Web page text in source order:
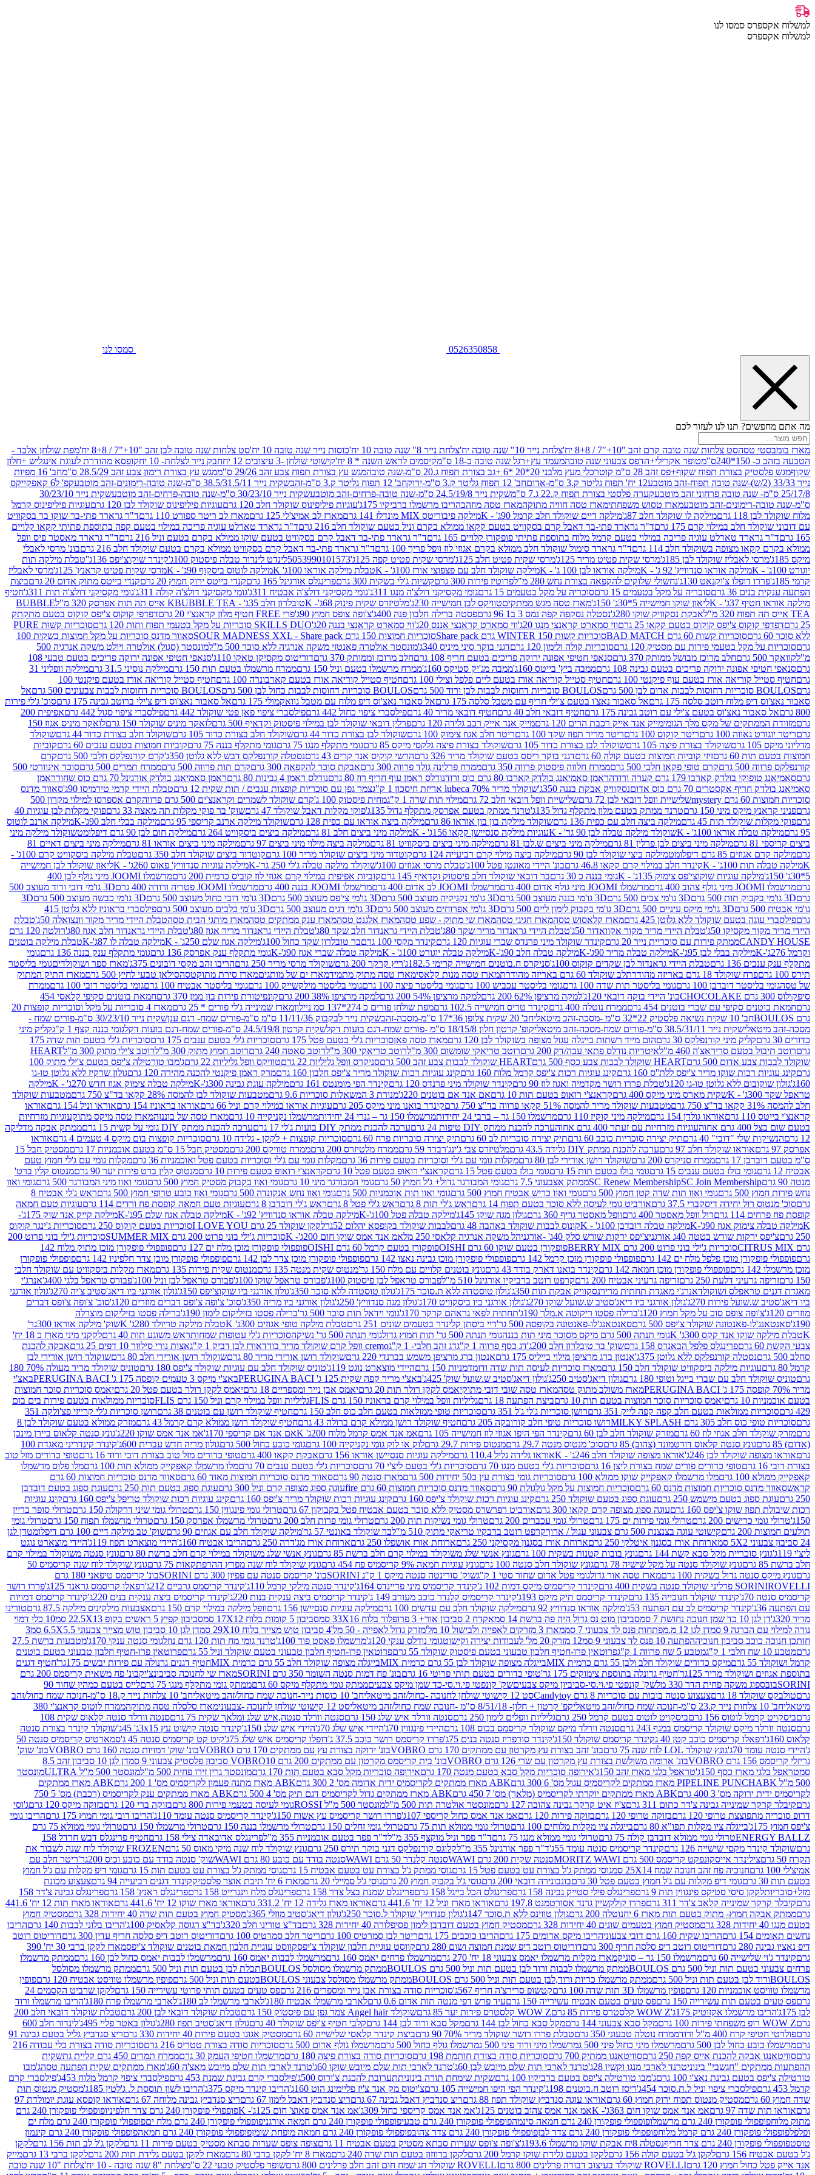
למשלוח אקספרס סמסו לנו
למשלוח אקספרס
0526350858 סמסו לנו
מה אתם מחפשים? תנו לנו לעזור לכם
מארז בומבסטי טסהסט צלחות שנה טובה קרם זהב "10+"7 / 8+8 יח' צלחת נייר 10" שנה טובה יח' צלחת נייר 8" שנה טובה 10 יח' כוסות נייר שנה טובה 10 יח' סט צלחות שנה טובה לבן זהב "10+"7 / 8+8 יח'
מפת שולחן אלבד -
הטבעה בזהב כ- 150*240ס"מ
טופר אקרילי+הדפס צבעוני שנה טובהמעמד עץ+רגל שנה טובה כ-18 ס"מ קיסמים לראש השנה * 8 יח' קישוטי שולחן -3 עיצובים 12 יח חבק נייר לצלחת- 10 יח
קופסא מהודרת לעוגת אינגליש +חלון
שקוףמגש פלסטיק בצורת תפוח שקוף+פס זהב 28 ס"מ קוטר כלי מעץ מלבני 20*20 *6 +גב בצורת תפוח ג.20 ס"מ-שנה טובה מגש עץ בצורת תפוח צבע זהב 29/26 ס"מ מגש עץ בצורת רימון צבע זהב 28.5/29 ס"מ
חב' 16 מפיות
נייר 33/33 (2/ש)-שנה טובה תפוח-זהב מוטבע
12 יח' תפוח גליטר ק.3 ס"מ-אדום חב' 12 תפוח גליטר ק.3 ס"מ-ירוק חב' 12 תפוח גליטר ק.3 ס"מ-זהב שקית נייר 38.5/31.5/11 ס"מ-שנה טובה-רימונים-זהב מוטבע
קפ' ל6 קאפקייקס
25/17/8 ס"מ- שנה טובה פרחוני זהב מוטבע
קערה פלסטי בצורת תפוח ק.22 ג.7 ס"מ שקית נייר 24.5/19/8 ס"מ-שנה טובה-פרחים-זהב מוטבע שקית נייר 30/23/10 ס"מ-שנה טובה-פרחים-זהב מוטבע
שקית נייר 30/23/10
ס"מ-שנה טובה-רימונים-זהב מוטבעמארז טסוש משפחתימארז טסה חוויה מתוקהמארז טסה מוזהבהריבו מרשמלו ברביקיו 175ג' עוגיות פיליפינוס שוקולד חלב 120 גרם עוגיות פיליפינוס שוקולד לבן 120 גרם
עוגיות פיליפינוס קרמל
מלוח שוקולד לבן 118 גרם
מילקה לו שוקולד חלב 87ג' מילקה דיים שוקולד חלב קרמל 90ג' - K מילקה פיבוריטס MIX מונדלז 141 גרם מארז לב אמיצ'לי 125 גרם מארז לב ריטר ספורט 110 גרם
ד"ר גרארד פתי-בר שוקו בר בסקוויט
עם דובוני שוקולד חלב במילוי קרם 175 גרם
ד"ר גרארד פתי-בר דאבל קרם בסקוויט בטעם קקאו ממולא בקרם וניל בטעם שוקולד חלב 216 גרם
ד"ר גרארד טארלט עוגיה פריכה במילוי בטעם קפה בתוספת פתיתי קקאו קלויים
165 גרם
ד"ר גרארד טארלט עוגיה פריכה במילוי בטעם קרמל מלוח בתוספת פתיתי פופקורן קלויים 165 גרם ד"ר גרארד פתי-בר דאבל קרם בסקוויט בטעם שוקו ממולא בקרם בטעם וניל 216 גרם
ד"ר גרארד מאסטר פיס וופל
ממולא בקרם קקאו מצופה בשוקולד חלב 114 גרם
ד"ר גרארד סימול שוקולד חלב ממולא בקרם אגוזי לוז וופל פריך 100 גרם ד"ר גרארד פתי-בר דאבל קרם בסקוויט ממולא בקרם בטעם שוקולד חלב 216 גרם
בונ' מרסי לאבלי
מיקס 185ג'
מרסי לאבליז שוקולד לבן 185ג' מרסי שקית פטיט מריר 125ג' מרסי שקית פטיט חלב 125ג' מרסי שקית פטיט קפה 125ג' 5053990101573לינדט לינדור טבלה פיסטוק 100ג' קינדר שוקוצ'יפס 136ג'
'טבלת מילקה תות
יוגורט 100ג' - K
מילקה אוראו סנדוויץ' 92 ג' - K מילקה אוראו לבן 100 ג' - K מילקה שוקולד חלב עם פצפוצי אורז 100ג' - K טבלת מילקה אוראו 100ג' K מילקה לוטוס ביסקוף 90ג' - K מרסי שקית פטיט קראנץ' 125ג'
מרסי לאבליז
קרמי 185ג'
פררו דופלו צ'וקנאט 130ג' נחשולי שלוקים להקפאה בצורת נחש 280 מ"ל פרוטיז פירות 300 גרם קשיות ג'לי בשקית 300 גרם פרינגלס אורגינל 165 גרם קנדי בייטס ירוק חמוץ 20 גרם קנדי בייטס מתוק אדום 20 גרם
ביצת
הפתעה ענקית בנים 36 גרם
סוכריה על מקל בטעמים 15 גרם סוכריה על מקל בטעמים 15 גרם גומי מקסיקני דולצ'ה מנגו 311ג' גומי מקסיקני דולצ'ה אבטיח 311ג' גומי מקסיקני דולצ'ה קולה 311ג' גומי מקסיקני דולצ'ה תות 311ג'
חטיף
מילקה אוראו חטיף 37ג' - K
ליאון שוקו חמישייה 5*30ג' 150ג' מארז טסה מגש ממתקיםטוויקס לבן חמישייה 230ג' מלטיזרס שקית פינוק 68ג'- K טובלרון חלב 35ג' - K BUBBLE TEA אייס תה תות אפרסק 320 מ"ל
BUBBLE
TEA אייס תה תפוח 320 מ"ל
אבקת נסקוויק שוקו 280ג' נסטלה נסקפה קפה נמס 3 ב1 96 גרם פסטה ברילה חלבון פנה 400ג' צ'ופה צופס חמוץ 90ג' פרי FREE חטיף מלון קראנצ'י 20 גרם
דפדפי קוקוס צ'יפס קוקוס בטעם מתקתק
25 גרם
דפדפי קוקוס צ'יפס קוקוס בטעם קקאו 25 גרם ווי סמארט קראנצי מנגו 20ג' ווי סמארט קראנצי אננס 20ג' ווי סמארט קראנצי בננה 20ג' SKILLS DUO סוכריות על מקל בטעמי תפוח ותות 120 גרם
סוכריות קשות PURE
ללא סוכר 60 גרם
סוכריות קשות 60 גרם BAD MATCH סוכריות קשות WINTER 150 גרם Share pack סוכריות חמוצות 150 גרם SOUR MADNESS XXL - Share pack
סאוור מדנס סוכריות על מקל חמוצות בשקית 100
גרםסוכריות על מקל בטעמי פירות עם מסטיק 120 גרם סוכריות קולה ולימון 120 גרם דגני בוקר סיני מיניס 340ג' מונסטר אולטרה פאנטזי משקה אנרגיה ללא סוכר 500 מ"ל
מונסטר (סגול) אולטרה ויולט משקה אנרגיה 500
מ"לקוואקר 500 גרם חלב מרוכז מבושל ממותק 370 גרם סנאפי חטיפי אפונה ירוקה פריכים בטעם חריף 108 גרם חלב מרוכז וממותק 370 גרם דוריטוס מקסיקן טאקו 110ג'
סנאפי חטיפי אפונה ירוקה פריכים בטעם טבעי 108
גרםסנאפי חטיפי אפונה ירוקה פריכים בטעם גבינה 108 גרם ממבה ביץ' בייטס 160ג' ממבה מג'יק סטיקס 160ג' ממרח מרשמלו בטעם וניל 150 גרם ממרח מרשמלו בטעם תות 150 גרם מילקה נוסיני 31.5 גרם
מילקה וופליני 31
גרםחטיף סטייל קוריאה אורז בטעם עוף פיקנטי 100 גרם חטיף סטייל קוריאה אורז בטעם ליים פלפל וצילי 100 גרם חטיף סטייל קוריאה אורז בטעם קארבונרה 100 גרם
חטיף סטייל קוריאה אורז בטעם פיקנטי 100
גרםBOULOS סוכריות דחוסות לבבות אדום לבן 500 גרם BOULOS סוכריות דחוסות לבבות לבן ורוד 500 גרם BOULOS סוכריות דחוסות לבבות כחול לבן 500 גרם BOULOS סוכריות דחוסות לבבות צבעונים 500 גרם
אל
סאבור נאצ'וס דיפ מלוח רוטב סלסה 175 גרם
אל סאבור נאצ'ו בטעם צ'ילי חריף עם מטבל סלסה 175 גרם אל סאבור נאצ'וס דיפ מלוח עם מטבל גוואקמולי 175 גרם אל סאבור נאצ'וס דיפ צ'ילי ברוטב גבינה 175 גרם
סוכ' ג'לי פירות
800 גרם
אל סאבור נאצ'וס בטעם צ'ילי עם רוטב גבינה 175 גרם חטיף דובאי חלב 40 גרם חטיף דובאי מריר 40 גרם פילסברי ציפוי כחול 442 גרם פילסברי ציפוי פאן פטי שוקולד 442 גרם פילסברי ציפוי סגול 442 גרם
אפיפית 200
גרםמזוודת הממתקים של מקס מלך הגומימייק אנד אייק רכבת הרים 120 גרם מייק אנד אייק רכב גלידה 120 גרם פרלין דובאי שוקולד לבן במילוי פיסטוק וקדאיף 500 גרם לואקר מיניס שוקולד 150 גרם
לואקר מיניס אגוז 150
גרםריטר יוגורט גאווה 100 גרם ריטר קוקוס 100 גרם ריטר מריר תפוז שקד 100 גרם ריטר חלב אגוז צימוק 100 גרם שוקולד לבן בצורת כדור 44 גרם שוקולד חלב בצורת כדור 105 גרם שוקולד חלב בצורת כדור 44 גרם
שוקולד
מדליוני מיקס 105 גרם
שוקולד בצורת פיצה 105 גרם שוקולד לבן בצורת כדור 105 גרם שוקולד בצורת פיצה גלקסי מיקס 85 גרם גומי מתקלף מנגו 75 גרם גומי מתקלף בננה 75 גרם קוביות חמוצות בטעם ענבים 60 גרם
קוביות
חמוצות בטעם תות 60 גרם
זיזי קוביות חמוצות בטעם קולה 60 גרם דגני בוקר ריסס בטעם שוקולד מריר 326 גרם הרשי קוקיס אנד קרים 43 גרם נסטלה קורנפלקס דבש ללא גלוטן 350ג' קרם קורנפלקס חלבי 500 גרם
קרם
קורנפלקס פרווה 500 גרם
קרם טופי פקאן חלבי 500 גרם ממרח חלווה פיסטוק פרווה 350 גרם ממרח פרלינה גולד פרווה 300 גרם אבקת סוכר להקפאה 300 גרם קרם תות פרווה 500 גרם ממרח תמרים 500 גרם
סוכר אינוורטי 500
גרםסאמיאנג טופוקי בולדק קארבו 179 גרם קערה ורודה ראמן סאמיאנג בולדק קארבו 80 גרם כוס ורוד נודלס ראמן עוף חריף רוז 80 גרם נודלס ראמן 4 גבינות 80 גרם ראמן סאמיאנג בולדק אורגינל 70 גרם כוס שחור
ראמן
סאמיאנג בולדק חריף אקסטרים 70 גרם כוס אדום
נסקוויק אבקת בננה 350ג' שוקולד מריר 70% lubeca אריזת חיסכון 1 ק"ג צמר גפן עם סוכריות קופצות ענבים / תות שקית 12 גרם טבלת היידי קרמי טירמיסו 90ג'
סאוור מדנס
סוכריות חמוצות 60 גרם mystery
שלישיית וופל דובאי לבן 72 גרם שלישיית וופל דובאי חלב 72 גרם מילוי תות שדה 1 ק"ג מחית פיסטוק 100 ג' קרם שוקולד לשמרים וקראנצ'ים 500 גרם פרווה
קרם אספרסו למילוי מקרון 500
גרםפניני קראנץ מיקס מיני 150 גרם טרנד ממתק בטעם מלון מתקלף גדול 135ג' טרנד ממתק בטעם אפרסק מתקלף גדול 135ג' פוקי מקלות דאבל שוקולד 47 גרם שוק' בר פוקי מקלות תה מאצה 33 גרם
פוקי מקלות לבן עוגיות 40
גרםפוקי מקלות שוקולד תות 45 גרם מילקה ביצה חלב עם כפית 136 גרם שוקולד מילקה בון בון אוראו 86 גרם מילקה ביצה אוראו עם כפית 128 גרם שוקולד מילקה ארנב קריספי 95 גרם מילקה בבלי חלב 90ג'-K
מילקה ארנב לוטוס
95 גרם
מילקה טבלה אוראו 100ג' - K שוקולד מילקה טבלה לבן 90 גר' - K עוגיות מילקה סנסיישן קקאו 156ג' - K מילקה מיני ביצים חלב 81 גרם מילקה ביצים ביסקוויט 264 גרם מילקה חום לבן 90 גרם דיפלומט
שוקולד מילקה מיני
ביצים קריספי 81 גרם
מילקה מיני ביצים לבן פרלין 81 גרם מילקה מיני ביצים ש.לבן 81 גרם מילקה מיני ביצים ביסקוויט 81 גרם מילקה ביצה מילוי מיני ביצים 97 גרם מילקה מיני ביצים אוראו 81 גרם
מילקה מיני ביצים דאיים 81
גרםמילקה קרם אגוזים 85 גרם דיפלומט מילקה ביצי שוקולד לבן 90 גרם מילקה ביצה מילוי קרם רביעייה 124 גרם קוטדור מיני ביצים שוקולד מריר 100 גרם קוטדור ביצים שוקולד חלב 350 גרם
טבלת מילקה ביסקוויט קרם 100ג' -
Kמילקה טבלה תות 100ג' - K קינדר חלב במילוי קרם קקאו 46.8 גרם בונ' היידי מאונטן פטל 100ג' טבלת מרסי אגוזים 100ג' שוקולד מילקה טבלה ג'לי 250 גר'-K מילקה עוגיות סנדוויץ' פאוס 260ג' - K
ליאון שוקולד לבן חמישייה
5*30ג' 150ג'
מילקה עוגיות שוקוצי'פס צימוק 135ג' - K גומי בננה כ 30 גרם בר דובאי שוקולד חלב פיסטוק וקדאיף 145 גרם קוביות אפיפית במילוי קרם אגוזי לוז קוביס כרמית 200 גרם
מרשמלו JOOMI מיני גולף לבן 400
גרםמרשמלו JOOMI מיני גולף צהוב 400 גרם מרשמלו JOOMI מיני גולף אדום 400 גרם מרשמלו JOOMI לב אדום 400 גרם מרשמלו JOOMI בננה 400 גרם מרשמלו JOOMI פטריה ורודה 400 גרם
3D גו'מי דובי ורוד מעוצב 500
גרם3D גו'מי בקבוק תות 500 גרם 3D גו'מי צבים 500 גרם 3D גו'מי בננה מעוצב 500 גרם 3D גו'מי נקניקיה מעוצב 500 גרם 3D גו'מי צי'פס מעוצב 500 גרם 3D גו'מי דובי כחול מעוצב 500 גרם 3D גו'מי כבשה מעוצב 500 גרם
3D
גו'מי אבטיח 500 גרם
3D גו'מי מיקס עיניים 500 גרם 3D גו'מי בקבוק לימון ליים 500 גרם 3D גו'מי אפרוחים מעוצב 500 גרם 3D גו'מי דגים מעוצב 500 גרם 3D גו'מי כלבים מעוצב 500 גרם
פילסברי בראוניז ללא גלוטן 415
גרםפילסברי עוגה בטעם שוקולד ללא גלוטן 425 גרם מארז קלאסוש טסהמארז חגיגי טסהמארז שי מתוק - שפע טסהמארז אלגנט טסהמארז ענק ממתקים טסהמארז מותגי הבית טסהטבלת היידי מריר מקור וונצואלה 50ג'
טבלת
היידי מריר מקור מקסיקו 50ג'
טבלת היידי מריר מקור אקוואדור 50ג' טבלת היידי גראנדור מריר שקד 80ג' טבלת היידי גראנדור חלב שקד 80ג' טבלת היידי גראנדור מריר אגוז 80ג' טבלת היידי גראנדור חלב אגוז 80ג'
רולטה 120 גרם
CANDY HOUSEממתק פירות עם סוכריית נייר 20 גרם קינדר שוקולד מיני פרנדס שברי עוגיות 120 גרם קינדר מקסי 100 גרם בר טובלרון שקד כחול 100ג' מילקה אגוז שלם 250ג' - K מילקה טבלה לו 87ג'-K
טבלת מילקה בוטנים
וקרמל 276ג'-K
מילקה בבלי לבן 95ג'-K מילקה טבלה מריר 90ג'-K מילקה טבלה חלב 90ג'-K מילקה טבלה יוגורט 100ג' - K מילקה טבלה שברי אגוז 90ג'-K גומי מתקלף ענק אפרסק 136 גרם גומי מתקלף ענק בננה 136 גרם
גומי
מתקלף ענק ענבים 136 גרם
טבלת היידי גראנדור לבן שקדים קוקוס 100ג' סניקרס ח.בוטנים חמישייה קרימי 182.5ג' ריץ קרקר 200 גרם שוקולד מרסי מריר 250 גרם הריבו זהב מקסי דובונים 375ג' מארז ספר ושוקולדיםגומי בליסטר
תירס 100 גרם
פרח שוקולד 18 גרם באריזה מהודרת לב שוקולד 60 גרם באריזה מהודרת מארז טסה מנות קלאסימארז טסה מתוק מתמידמארז ים של מותגיםמארז סירת מתוקטסהסילאן טבעי לחיץ 500 גרם
מארז התיק המתוק
של טסהגומי בליסטר דובדבן 100 גרם גומי בליסטר תות שדה 100 גרם גומי בליסטר עכביש 100 גרם גומי בליסטר פיצה 100 גרם גומי בליסטר מילקשייק 100 גרם גומי בליסטר אבטיח 100 גרם גומי בליסטר דובי 100 גרם
ממרח
סיפקולוס 300 גרם CHOCOLAKE
בונ' היידי בוקה דובאי 120ג' למקה מרציפן 62% 200 גרם למקה מרציפן 54% 200 גרם למקה מרציפן 38% 200 גרם קונפיטורת פירות בון ממן 370 גרם
חמאת בוטנים סקיפי קלאסי 454
גרםחמאת בוטנים סקיפי עם שברי בוטנים 454 גרם ממרח נוטלה 400 גרם קינדר טריס חמישייה 102.5 גרם מפת שולחן פורים כ 274*137 סמ ניילון מארז שמינייה ג'לי פורים * 25 גרם
מארז 4 סוכריות על מקל וסוכריות קופצות 20
גרם BOULOS
חב' 10 שקית נשיאה פלסטיק 22*32 ס"מ -מסכה-זהב מיטאלי חב' 20 שקית צלופן 36*17 ס"מ-מסכה-זהב שקית נייר לבקבוק 11/11/36 ס"מ ס"מ-פורים שמח- דגם ענן
שקית נייר 30/23/10 ס"מ-פורים שמח -
מסכה-זהב מיטאלישקית נייר 38.5/31/11 ס"מ-פורים שמח-מסכה-זהב מיטאלי קופ' קרטון חלון 18/15/8 ס"מ -פורים שמח-דגם בועות דקל שקית קרטון 24.5/19/8 ס"מ-פורים שמח-דגם בועות דקל גומי בננה קצף 1 ק"ג
קליק מיני
כדורים 30 גרם
קליק מיני קורנפלקס 30 גרם הום מייד רשתות בייגלה עגול מצופה בשוקולד לבן 120 גרם מארז טסה פאןסוכריות ג'לי בטעם פטל 175 גרם סוכריות ג'לי בטעם ענבים 175 גרם
סוכריות ג'לי בטעם תות שדה 175
גרםרוטב תיבול בטעם סריראצ'ה 460 מ"ל איטריות נודלס פתאי עבה/דק 200 גרם רוטב טריאקי שומשום 300 מ"ל רוטב טריאקי 300 מ"ל רוטב סאטה 240 גרם רוטב חמוץ מתוק 300 מ"ל רוטב צ'ילי מתוק 300 מ"ל
HEART
שוקולד לבבות צבע אדום 500 גרם
HEART שוקולד לבבות צבע כסף 500 גרם HEART שוקולד לבבות צבע זהב 500 גרם סניקרס וופל גליליות 22 גרם טוויקס וופל גליליות 22 גרם
ג'מבו טורטילה צ'יפס בטעם צ'ילי מתוק 100
גרםקינג עוגיות רכות שוקו מריר צ'יפס ללת''ס 160 גרם קינג עוגיות רכות צ'יפס קרמל מלוח 160 גרם קינג עוגיות רכות שוקולד מריר צ'יפס חלבון 160 גרם מרק ראמן פיקנטי להכנה מהירה 120 גרם
גולון שרקיז ללא גלוטן טו-גו
160ג' גולון שוקובום ללא גלוטן טו-גו 120ג' טבלת פררו רושר מקדמיה ואגוז לוז 90 גרם קינדר שוקולד מיני פרנדס 120 גרם קינדר הפי מומנטס 161 גרם מילקה עוגת גבינה 300ג'-K מילקה טבלה צימוק אגוז חדש 270ג' - K
מילקה
טראפל שקד 300ג' - K
שקית מארס מיני מיקס 400 גרם קראנצ'י רואופ בטעם תות 10 גרם אם אנד אם בוטנים 220ג' מנורת 3 המשאלות סוכריות 9.6 גרם מטבעות שוקולד לבן להמסה 28% קקאו בד"צ 750 גרם
מטבעות שוקולד
חלב להמסה 31% קקאו בד"צ 750 גרם
מטבעות שוקולד מריר להמסה 51% קקאו פרווה בד"צ 750 גרם קינדר בואנו מיני מיקס 205 גרם עוגיות אוראו במילוי קרם וניל 66 גרם אוראו בראוניז 154 גרם אוראו וניל 154 גרם
אוראו
קראנצ'י בייטס 110 גרם
אוראו גולדן 154 גרם מילקה מיני קוקיז 110 גרם מרשמלו 150 גר – ברבי 24 יחידות מרשמלו 150 גר – גנרי 24 יחידות מרשמלו נקניקייה 10 גרם מארז טסה של בוננזהמארז טסה מיקס מתוקעוגיות מזרחיות
בטעם שום בצל 400 גרם אחוה
עוגיות מזרחיות עם זעתר 400 גרם אחוה ערכה להכנת ממתק DIY טיפות 24 גרם ערכה להכנת ממתק DIY בועות ג'לי 17 גרם ערכה להכנת ממתק DIY גומי על קשית 15 גרם
ממתק אבקה מדליקה
12 גרם
הנשיקות שלי "דובי" 40 גרם תיק יצירה סוכריות כוכב 60 גרם תיק יצירה סוכריות לב 60 גרם תיק יצירה סוכריות פרח 60 גרם סוכריות קופצות + לקקן - גלידה 10 גרם סוכריות קופצות בום מיקס 4 טעמים 4 גרם
אוראו
אפרסק 97 גרם
אוראו שוקולד חלב 97 גרם ערכה להכנת ממתק DIY גלידה 43.5 גרם מלטיזרס צבי ג'ינג'רברד 59 גרם ממרח מלטיזרס 200 גרם ממרח טוויקס 200 גרם מסטיק חבל 15 ס"מ בטעם אוכמניות 17 גרם
מסטיק חבל 15
ס"מ בטעם דובדבן 17 גרם
ממרח סניקרס 200 גרם שוקולד רושן אורירי לבן 80 גרם מקלות גומי עם ג'לי וסוכריות בטעם פירות 36 גרם מקלות גומי עם ג'לי וסוכריות בטעם פטל ואוכמניות 36 גרם
מקלות גומי עם ג'לי חמוץ טעם
אבטיח 12 גרם
גומי בולז בטעם ענבים 15 גרם גומי בולז בטעם תות 15 גרם גומי בולז בטעם פטל 15 גרם קראנצ'י רואופ בטעם פטל 10 גרם קראנצ'י רואופ בטעם פירות 10 גרם מנטוס קלין ברט פירות יער 90 גרם
מנטוס קלין ברט'
מנטה 90 גרם
SC Renew MembershipSC Join Membership ממתק אצבעוני 7.5 גרם גומי המבורגר גדול+ ג'ל חמוץ 50 גרם גומי המבורגר מיני 10 גרם גומי ואוו בקבוק מסטיק חמוץ 500 גרם גומי ואוו מיני המבורגר 500 גרם
גומי ואוו
נחש פירות חמוץ 500 גרם
גומי ואוו תות שדה קטן חמוץ 500 גרם גומי ואוו כריש אבטיח חמוץ 500 גרם גומי ואוו תות אוכמניות 500 גרם גומי ואוו נחש אנקונדה 500 גרם גומי ואוו כובע טרופי חמוץ 500 גרם
ראש ג'לי אבטיח 8
גרםסוכ' מנטוס רול יחידה דיסקברי 37.5 גרם אורביט גומי לעיסה ללא סוכר בטעם תפוח 14 גרם ראש ג'לי תות 8 גרם ראש ג'לי פטל 8 גרם ראש ג'לי דובדבן 8 גרם עוגיות טעם חמאה קופסת פח ורדים 114 גרם
עוגיות טעם חמאה
קופסת פח פרחים 114 גרם
רול וופל מאסטר 400 גרם וופל מאסטר גריף 360 גרם גולון מגה שוקו 145ג' מילקה טבלה פטל 100ג'-K מילקה טבלה אוראו סנדוויץ' 92ג' - K מילקה טבלה אגוז שלם 95ג'-K
מילקה קייק אנד שוק 175ג'-
Kמילקה טבלה צימוק אגוז 90ג'-K מילקה טבלה דובדבן 100ג' - K קונוס לבבות שוקולד באהבה 48 גרם לבבות שוקולד בקופסא יהלום 52גר לקקן שוקולד 25 גרם I LOVE YOU סוכריות בטעם קוקוס 250 גרם
סוכריות ג'ינגר קוקוס
250 גרם
צ'יפס ירקות שורש בטטה 40ג אורגני צ'יפס ירקות שורש סלק 40ג' -אורגני הל משקה אנרגיה קלאסי 250 מל אמ אנד אמס שוקו חום 200ג'- K סוכריות ג'ילי בוני פרוט 200 גרם SUMMER MIX
סוכריות ג'ילי בוני פרוט 200
גרם CITRUS MIX
סוכריות ג'ילי בוני פרוט 200 גרם BERRY MIX פופקורן בטעם שוקו 60 גרם OISHI פופקורן בטעם קרמל 60 גרם OISHI פופפולי פופקורן מוכן מלח ים 127 גרם
פופפולי פופקורן מוכן מתוק מלוח 142
גרםפופפולי פופקורן מוכן פלפל מלח ים 142 גרם פופפולי פופקורן מוכן קרמל 142 גרם פופפולי פופקורן מוכן גבינה נאצו 142 גרם פופפולי פופקורן מוכן צדר לבן 142 גרם פופפולי פופקורן מוכן צדר חלפיניו 142 גרם
פופפולי פופקורן
מוכן מרשמלו 142 גרם
פופפולי פופקורן מוכן חמאה 142 גרם קינדר בואנו דארק בודד 43 גרם גונץ בוטנים קלויים עם מלח 150 גר' מנטוס שקית מנטה 135 גרם מנטוס שקית פירות 135 גרם
מארז מקלות ביסקוויט עם שוקולד חלבי
150 גרם
זריפה גרעיני דלעת 250 גרם זריפה גרעיני אבטיח 200 גרם קרפט רוטב ברביקיו אורגינל 510 מ"ל פבורס טראפל לבן פיסטוק 100ג' פבורס טראפל שוקו 100ג' פבורס טראפל לבן וניל 100ג' פבורס טראפל בלגי 400ג'
אנרג'י
מאגדת דגנים טראפלס ושוקולדאנרג'י מאגדת תחתית מרירנסקוויק אבקת תות 350ג' גולון טוסטדה ללא ת.סוכר 175ג' גולון טוסטדה ללא סוכר 350ג' גולון אורגני ביו שוקוצ'יפס 150ג' גולון אורגני ביו דיאג'סטיב צ'יה 270ג'
גולון אורגני
ביו דיאג'סטיב ש.שועל פירות 270ג'
גולון אורגני ביו דיאג'סטיב ש.שועל שוקו 270ג' גולון אורגני ביו ביסקוויט 170ג' גולון מגה סנדוויץ' 250ג' גולון אורגני ביו מריה 350ג' סוכ' צ'ופה צ'ופס דברים מוזרים 120ג'
סוכ' צ'ופה צ'ופס דברים
מוזרים 120ג'
צ'ופה צופס סוכ על מקל חמוץ 120ג' ברילה פסטו ריקוטה א.מלך 190ג' תחתית לפאי גראהם קרקר 170ג' גומי וידאל תות סוכר 500 גר' ברילה פסטו בזיליקום לימון 190ג'
ברילה פסטו בזיליקום מוצרלה
190ג' סאנטאנג'לו-פאנטונה שוקולד צ'יפס 500 גרם סאנטאנג'לו-פאנטונה בקופסה 500 גר' דיי ביסתן קלינדר בטעמים שונים 251 גרם טבלת מילקה טופי אגוזים 300ג' K טבלת מילקה טריולד 280ג' K
שוק' מילקה אוראו 300גר'
Kטבלת מילקה שוקו אנד קקס 300ג' K גומי תנתה 500 גרם מיקס מסוכר מיני תות בננה גומי תנתה 500 גר' תות חמוץ גדול גומי תנתה 500 גר' נשיקה סוכריות ג'לי עטופות שמחותראש משוגע תות 40 גרם
לקקני מיני מארז כ 18 יח'
צבעי הקשת 60 גרם
פרינגלס פלפל הבאנרס 158 גרם שוק' בר טובלרון חלב 200ג' דג כסף פרווה 1 ק"ג דג זהב חלבי- 1 ק"ג cremo וופל קרם שוקולד מריר בודד אורז לבן דביק 1 ק"ג אצות נורי סילוור 10 דפים 25 גרם
אבקה להכנת
סחלב 500 גרם
נסטלה קורנפלקס ללא גלוטן 375ג' אנטון ברג מרציפן מילוי בייליס 175 גרם אנטון ברג מרציפן משמש בברנדי 220 גרם שוקולד רושן אורירי מריר 80 גרם שוקולד רושן אורירי חלב 80 גרם
שוקולד רושן אורירי לבן
קרמל 80 גרם
עוגיות מילקה ביסקוויט שוקולד חלב 150 גרם מארז סוכריות לעיסה תות שדה ודומדמניות 150 גרם היידי מוצארט נוגט 119ג' טוניס שוקולד חלב עם עוגיות שוקולד צ'יפס 180 גרם
טוניס שוקולד מריר מעולה 70% 180
גרםטוניס שוקולד חלב עם שברי בייגל וטופי 180 גרם גולון דיאג'סטיב 250ג' גולון דיאג'סטיב ש.שועל שוק' 425ג' באצ'י מריר קפה שקית 125 ג' PERUGINA BACI באצ'י מיקס 3 טעמים קופסה 175 ג' PERUGINA BACI
באצ'י
מריר 70% קופסה 175 ג' PERUGINA BACI
מארז משולב מתוק טסהמארז טסה שובי דובי מתוקיאמס לקקן רולר תות 20 גרם יאמס אבן נייר ומספריים 18 גרם יאמס לקקן רולר בטעם פטל 20 גרם
יאמס סוכריות סוכר חמוצות
בטעם אוכמניות 10 גרם
יאמס סוכריות סוכר חמוצות בטעם תות 10 גרם ביצת הפתעה 18 גרם גליליות וופל במילוי קרם בראוניז 150 גרם FLIS גליליות וופל במילוי קרם וניל 150 גרם FLIS
סוכריות ממולאות בטעם פירות בים בום
429 גרם
סוכריות ממולאות בטעם חלב קפה קפה לייק 351 גרם רושן סוכריות ג'לי ג'ל 351 גרם סוכריות טופי ממולאות בטעם חלב כוס חלב 150 גרם חטיף שוקולד רושן עם בוטנים 38 גרם
רושן סוכריות ג'לי קרייזי פצ'ולקה 351
גרםסוכריות טופי כוס חלב 305 גרם MILKY SPLASH רושו סוכריות טופי חלב קורובקה 205 גרם חטיף שוקולד רושן ממולא קרם ברולה 43 גרם חטיף שוקולד רושן ממולא קרם קרמל 43 גרם
מזרק ממולא בטעם שוקולד לבן 8
גרםמזרק שוקולד חלב אגוזי לוז 60 גרם מזרק שוקולד חלב לבן 60 גרם קינדר הפי היפו אגוזי לוז חמישייה 105 גרם אמ אנד אמס קרמל מלוח 200ג' K אם אנד אם קריספי 170ג' אמ אנד אמס שוקו 220ג'
גונץ סנטה קלאוס ביירן מינכן
(אדום) 85 גרם
גונץ סנטה קלאוס דורטמונד (צהוב) 85 גרם סוכ' מנטוס מנטה 29.7 גרם מנטוס פירות 29.7 גרם לוק או לוק גומי נקניקייה 100 גרם גומי כובע כחול 500 גרם גולון מריה חדש עברית 600ג'
קינדר קינדריני מאגדת 100
גרםאוראו מצופה שוקולד לבן 246ג' אוראו מצופה שוקולד חלב 246ג' - K אוראו גלידה גליל 110.4 גרם מילקה עוגיות סנסיישן אוראו 156 גרם אבקת קקאו 400 גרם טופי כדורים מזל טוב בצורת דובי ורוד 16 גרם
טופי כדורים מזל טוב
בצורת דובי 16 גרם
טופי כדורים פורים שמח בצורת ליצן 16 גרם סוכריות ג'לי בטעם מנגו 70 גרם סוכריות ג'לי בטעם ליצ'י 70 גרם סוכריות ג'לי בטעם ענבים 70 גרם מלו מרשמלו קאפקייק ממולא תות 100 גרם
מלו פלוס מרשמלו
קאפקייק ממולא 100 גרם
מלו מרשמלו קאפקייק שוקו ממולא 100 גרם סוכריות גומי בצורת עין כ50 יחידות 500 גרם מארז סנטה 90 גרם סאוור מדנס סוכריות חמוצות מאוד 60 גרם
סאוור מדנס סוכריות חמוצות 60 גרם
קראשסאוור מדנס סוכריות חמוצות מדנס 60 גרם סוכריות חמוצות על מקל גולגולת 90 גרם סאוור מדנס סוכריות חמוצות 60 גרם fire עוגה ספוג מצופה קרם וניל 300 גרם עוגת ספוג בטעם תות 250 גרם
עוגת ספוג בטעם דובדבן
250 גרם
עוגת ספוג בטעם מישמש 250 גרם עוגת ספוג בטעם שוקולד 250 גרם קינג עוגיות רכות שוקולד צ'יפס 160 גרם קינג עוגיות רכות שוקולד מריר צ'יפס 160 גרם קינג עוגיות רכות שוקולד טריפל צ'יפס 160 גרם
קינג עוגיות
רכות שיבולת תפוז שוקו צ'יפס 160 גרם
עוגה ספוג מצופה קרם קקאו 300 גרם אורביט רפרשרס מסטיק ללא סוכר בטעם אבטיח פטל בקבוקון 67 גרם טרולי גומי פינגווין 150 גרם טרולי גומי שיני דרקולה 150 גרם
טרולי סופר בריין
150ג' טרולי גומי כרישים 200 גרם טרולי גומי פירות ים 175 גרם טרולי גומי עכברים 200 גרם טרולי גומי נשיקות תות 200 גרם טרולי גומי פרות חלב 200 גרם טרולי מרשמלו אפרסק 150 גרם טרולי מרשמלו תפוח 150 גרם
טרולי גומי
תולעים חמוצות 200 גרם
קישוטי עוגה בצנצנת 500 גרם צבעוני עגול / ארוך קרפט רוטב ברבקיו טריאקי מתוק 510 מ"ל בר שוקולד באונטי 57 גר' מילקה שוקולד חלב עם אגוזים 90 גרם שוק' טב מילקה דיים 100 גרם דיפלומט
דן לגן
24 סביבון צבעוני 5X2 סמ
ארוחת אורז בסגנון איטלקי 250 גרם ארוחת אורז בסגנון מקסיקני 250 גרם ארוחת אורז אושפלו 250 גרם ארוחת אורז מג'דרה 250 גרם הריבו אבטיח 160ג' היידי מוצארט תפוז 119ג'
היידי מוצארט נוגט
ליצ'י 119ג'
גונץ סוכריית מקל סבא קשת 144 גרם גונץ בובות קטנות בשקית 100 גרם גונץ אנשי שלג משוקולד במילוי קרם חלב ברשת 85 גרם גונץ אנשי שלג משוקולד במילוי קרם חלב ברשת 80 גרם
גונץ סנטה משוקולד במילוי קרם
חלב ברשת 85 גרם
גונץ שוקולד סנטה על מקל שישיה 78 גרם גונץ שוקולד חלב סנטה 100 גרם גונץ עוגיות חמאה 9% קריסמיס פח 454 גרם גונץ שוקולד לוח שנה מפרץ ההרפתקאות 75 גרם
גונץ שוקולד לוח שנה קריסמיס 50
גרםגונץ מיקס סנטה גדול בשקית 100 גרם מארז טסה אור גדולגומי פטל אדום שחור סטי 1 ק"ג שוק' סורינטה סנטה מיקס 1 ק"ג SORINI בונ' קריסמס סנטה עם פפיון 300 גרם SORINI
בונ' קריסמס טיפאני 180 גרם
SORINIROVELLI פרליני שוקולד סנטה בשקית 400 גרם קינדר קריסמיס מיקס דמות 102 ג' קינדר קריסמיס מיני פריינדס 164ג' קינדר סנטה מילקי קרמל 110ג' קינדר קריסמס גרביים 212ג' רפאלו קריסמס גראנד 125ג'
פררו רושר
קריסמיס סנטה 70ג'
קינדר שוקולד חנוכייה 135 גרם קינדר קריסמס תיק מיקס 193ג' קינדר קריסמיס קלנדר כוכב מעורב 149 ג' קינדר קריסמיס ביצה ענקית בנות 220ג' קינדר קריסמיס ביצה ענקית בנים 220ג'
קינדר קריסמס דמויות
עם הפתעה 36ג'
קינדר קריסמיס לב עם הפתעה 53ג' מילקה אוראו סנדוויץ 92 גרם מילקה שוקולד חלב עם עדשים 100 גרם מילקה עוגיות סנסיישן 156 גרם וופל מילקה במילוי קרם 150 גרם אצבעות מילקיניס מילקה 87.5 גרם
טורינו
מריר 320ג'
דן לגן 10 כד שמן חנוכה נחושת 7 סמ סביבון מוט נס גדול היה פה ברשת 14 סמ אקדח 2 סביבון אור+ 3 פרופלור בלוח 33X16 סמ סביבון 5 קומות בלוח 17X12 סמ סביבון קפיץ 5 ראשים בקופ 22.5X13 סמ
10 כלי דמוי
נורה למילוי עם הברגה 9 סמ
דן לגן 12 מ.מפתחות פנס לד צבעוני 7 סמ מארז 3 מזרקים לאפייה ולבישול 10 מל' מזרק גדול לאפייה - 50 מל' 4 סביבון טוש מצייר בלוח 29X10 סמ דן לגן 10 סביבון טוש מצייר צבעוני 6.5X5.5 סמ
3
חותכן חנוכה כוכב סביבון חנוכיההפתעה 10 פנס לד צבעוני 9 סמ 12 מזרק 20 מל' לעבודות יצירה וקישוט גומי נודלס ענקי 120ג' מרשמלו פאסט פוד 100ג' טרנד גומי מח תות 120 גרם נוזל גומי סנטה ענקי 170ג'
מטבעות ברשת 27.5
גרםמטבע 10 שח חלבי 1 ק"ג מטבע 5 שח פרווה 1 ק"ג פרוטאין פרו-חטיף חלבון טבעוני בטעם פיסטוק שוקולד 55 גרם פרוטאין פרו-חטיף חלבון טבעוני בטעם שוקולד וניל 55 גרם
פרוטאין פרו-חטיף חלבון טבעוני בטעם בוטנים
קרמל ושוקולד 55 גרם
מיקס כדורים שוקולד חלב ולבן 55 גרם כרמית MIX בייגלה מצופה שוקולד לבן 55 גרם כרמית MIX בייגלה מצופה שוקולד חלב 55 גרם כרמית MIX חטיף דגנים גרנולה עם פירות יבשים 175גר'
חטיף דגנים
בתוספת אגוזים ושוקולד מריר 125גר'
חטיף גרונלה בתוספת צימוקים 175 גר' טופי כדורים בטעם תותי פרוטי 16 גרם בונ' פח דמות סנטה השומר 350 גרם SORINI מארז שי לחנוכה סביבונצ'יק
בונ' פח משאית קריסמס 200 גרם
SORINIבובספוג משקה פחית הדר 330 מל שק' קונפטי פי.וי.סי-סביביון מיקס צבעיםשק' קונפטי פי.וי.סי-כד שמן מיקס צבעיםממתק גומי מתקלף מיקס 60 גרם ממתק גומי מתקלף מנגו 75 גרם
לייס בטעם כמהין שחור 90
גרםטולבקס שוקולד 18 גרם צעצוע סנטה בובות עם סוכריות 8 גרם Candytoy סט 12 קישוטי שולחן לחנוכה -כחול/זהב מיטאלי חב' 10 כוסות נייר-חנוכה שמח כחול/זהב מיטאלי
חב' 10 צלחות נייר ק.18 ס"מ-חנוכה שמח כחול/זהב
מיטאליחב' 10 צלחות נייר ק.23 ס"מ-חנוכה שמח כחול/זהב מיטאלי קפ' קרטון + חלון- 8/51/18 ס"מ -חנוכה שמח כחול/זהב מיטאלי סט 12 קישוטי שולחן לחנוכה -צבעוני מארז סלסלה טסה מתוקה
ממרח לוטוס קראנצ'י 380
גרםביסקויט קרמל לוטוס 156 גרם ביסקויט לוטוס בטעם קרמל 250 גרם גליליות וופלים לימון 250 גרם סנטה וורלד איש שלג 150 גרם סנטה וורלד סנטה,איש שלג ומלאך שקית 75 גרם
סנטה וורלד סנטה קלאוס שקית 108
גרםסנטה וורלד מיקס שוקולד קריסמס במגף 243 גרם סנטה וורלד מיקס שוקולד קריסמס בכוס 108 גרם היידי פינגווין 70ג' היידי איש שלג 70ג' היידי איש שלג 150ג' קינדר סנטה קישוט עץ 3x15ג' 45ג'
שוקולד קינדר בצורת סנטה
קלאוס 160ג'
רפאלו קריסמיס כוכב קטן 40 ג קינדר קריסמס שוקולד 150ג' קינדר סורפריז סנטה בנים 75ג' פררו קריסמס רושר כוכב 37.5 ג' דופלו קריסמיס איש שלג 75ג' קיט קט קריסמיס סנטה 45 ג'
סמארטיס קריסמיס סנטה 50
ג'היידי סנטה עומד 70ג' גונץ שוקולד LOL לוח שנה 75 גרם בונ' זהב בצורת עץ מקרטון עם ממתקים 170 גרם VOBRO בונ' ירוקה בצורת עץ עם ממתקים 170 גרם VOBRO בונ' שוק' דמויות סנטה 160 גרם VOBRO
בונ' שוק'
גריזלי קריסמס 156 גרם VOBRO
בונ' אדומה משולשת בצורת עץ מקרטון עם שרי 126 גרם VOBRO בונ' בית קריסמס מקרטון עם ממתקים 200 גרם VOBRO 10 סביבון פלסטיק צבעוני 9 סמ
דן לגן 10 סביבון זהב 8.5
סמטראפל בלגי מארז כסף 150ג' טראפל בלגי מארז זהב 150ג' אירופה סוכריות מקל סבא בטעם מנטה 170 גרם אירופה סוכריות מקל סבא בטעם תות 170 גרם מונסטר גרין זירו פחית 500 מ"ל מונסטר 500 מ"ל ULTRA
מונסטר
500 מ"ל PIPELINE PUNCH
ABK מארז ממתקים לקריסמיס עגול מס' 6 300 גרם ABK מארז ממתקים לקריסמיס ידית אדומה מס' 2 300 גרם ABK מארז מתנה פעמון לקריסמיס מס' 1 200 גרם
ABK מארז ממתקים
לקריסמיס ידית ירוקה מס' 3 400 גרם
ABK מארז ממתקים יוקרתי לקריסמיס (מלאך) מס' 7 450 גרם ABK מארז ממתקים גדול לקריסמיס דגם תיק מס' 4 500 גרם
ABK מארז ממתקים ענק לקריסמיס (רכבת) מס' 5 750
גרםקיבלר קרקר שמינייה גבינה צ'דר כתום 311 גרם צ'יז איט קרקר גבינה צהובה 127 גרם מונסטר אולטרה תות 500 מ"ל מונסטר 500 מ"ל ROSSI גומי לעיסה בטעמי פירות 800 גרם בזוקה ברי 120 גרם בזוקה מיקס 120 גרם
ג'וסי
דרופ סוכריה מתפוצצת טרופי 120 גרם
בזוקה טרופי 120 גרם בזוקה פירות 120 גרם אמ אנד אמס כחול קריספי 107ג' פררו רושר קריסמיס עץ אשוח 150ג' קינדר קריסמיס סנטה עומד 110ג' הריבו דובי גומי חמוץ 175 גרם
הריבו גומי
צ'יפס חמוץ 175ג'
בייגלה ציו מקלות תפו"א 80 גרם בייגלה ציו מקלות מלוחים 100 גרם טרולי גומי ממולא תות 75 גרם טרולי גומי זחלים 150 גרם טרולי מרשמלו בננה 150 גרם טרולי מרשמלו 150 גרם
טרולי גומי ממולא 75 גרם
ENERGY BALLZטרולי גומי ממולא דובדבן קולה 75 גרם טרולי גומי ממולא מנגו 75 גרם ד"ר פפר וניל מוקצף 355 מ"ל ד"ר פפר בטעם אוכמניות 355 מ"ל פרינגלס אדובאדה צילי 158 גרם
חטיף פרינגלס דבש חרדל 158
גרםשוקולד קינדר מקסי שישייה 126 גרם קינדר קריסמיס סנטה עומד 55ג' ד"ר פפר אורגינל 355 מ"ל קלוגס קורנפלקס דגני בוקר תירס 250 גרם גונץ שוקולד לוח שנה מיקי מאוס 50 גרם
FROZEN שוקולד לוח שנה לשבור את
הקרח 50 גרם
צילינדר אייסקונפקט קריסמס 500 גרם MORITZ WAWI סנטה שקית 200 גרם WAWI סנטה קלנדר 50 גרם WAWI סנטה בודד עם כובע 80 גרם WAWI שוק' סנטה בודד עם כובע וכיס 200גר'
ריטר חלב עם
אמיצ'לי 100 גרם
חנוכיה פח זהב חנוכה שמח 25X14 סמ גוסי ממתק ג'ל בצורת עט בטעם פטל 15 גרם גוסי ממתק ג'ל בצורת עט בטעם אבטיח 15 גרם גוסי ממתק ג'ל בצורת עט בטעם תות 15 גרם
גומי דיפ מקלות עם ג'ל חמוץ
בטעם תות 30 גרם
גומי דיפ מקלות עם ג'ל חמוץ בטעם פטל 30 גרם בונבונירה דובאי 200 גרם גוסי ג'ל בקבוק חמוץ 20 גרם גוסי ג'ל סמיילי 20 גרם מארז 6 יח' תיבת אוצר פלסטיק קינדר דגנים רביעייה 94 גרם
צעצוע מכונת
מזל+סוכריותלקקן סיסי סטיקס פינגווין תות 9 גרם פרינגלס פילי סטייק גבינה 158 גרם פרינגלס הכל בייגל 158 גרם פרינגלס שמנת בצל צדר 158 גרם פרינגלס מלח וינגרייט 158 גרם פרינגלס ראנץ' 158 גרם
פרינגלס גבינה צ'דר 158
גרםקיבלר קרקר שמינייה קלאב צ'דר 311 גרם פררו קולקשיין גרנד אסורטמנט 197.8 גרם אוראו מארז וניל 12 יח' 441.6 גרם אוראו מארז גלידה 12 יח' 331.2 גרם אוראו מארז שוקו 12 יח' 441.6 גרם
אוראו מארז תות 12 יח' 441.6
גרםממתק אבקה חמוץ- מתוק בטעם תות מארז 6 יח נוטלה 200 גרם גולון טווינס ללא ת.סוכר 147ג' גולון סנדוויץ' שוקולד ל.סוכר 250ג' גולון דיאג'סטיב מוזלי 365ג' מסטיק חמוץ בטעם תות שדה 40 יחידות 328 גרם
מסטיק חמוץ
בטעם מנגו 40 יחידות 328 גרם
מסטיק חמוץ בטעמים שונים 40 יחידות 328 גרם מסטיק חמוץ בטעם דובדבן לימון פסיפלורה 40 יחידות 328 גרם בד"צ טורינו חלב 320ג' בד"צ רגוסה קלאסיק 100ג' הריבו בלוני לבבות 140 גרם
הריבו
נחשים תאומים 154 גרם
הריבו שקית 160 גרם דובי צבעוני הריבו מיקס אדומים 175 גרם הריבו כוכבים 175 גרם ריטר לבן סמרטיס 100 גרם ריטר חלב סמרטיס 100 גרם דוריטוס רוטב דיפ סלסה חריף עדין 300 גרם
דוריטוס רוטב
דיפ נאציו גבינה 280 גרם
דוריטוס רוטב דיפ סלסה חריף 300 גרם דוריטוס רוטב דיפ שמנת חמוצה ושום 280 גרם קווסט עוגיית חלבון שוקולד צ'יפסקווסט עוגיית חלבון חמאת בוטנים שוקולד צ'יפס
מארז לקקן ברבי 30 יח' 390
גרםקינדר ג'וי שלישייה 60 גרם מרשמלו 150 גר – סוניק מארז מקלות מרשמלו יאמס צבעוני 18 יח' 270 גרם מרשמלו פרחים יאמס 160 גרם מרשמלו לבבות יאמס 160 גרם מרשמלו לבבות יאמס כחול לבן 160 גרם
ממתק מרשמלו
פרחים צבעוני בטעם תות וניל 500 גרם BOULOS
ממתק מרשמלו לבבות ורוד לבן בטעם תות וניל 500 גרם BOULOS ממתק מרשמלו מסולסל BOULOSתכלת לבן בטעם תות וניל 500 גרם
ממתק מרשמלו מסולסל
BOULOSורוד לבן בטעם תות וניל 500 גרם
ממתק מרשמלו כריות ורוד,לבן בטעם תות וניל 500 גרם BOULOS ממתק מרשמלו מסולסל צבעוני BOULOSבטעם תות וניל 500 גרם פופין מרשמלו טוויסט אבטיח 120 גרם
פופין
מרשמלו טוויסט אוכמניות 120 גרם
פופין מרשמלו 3D תות שדה 100 גרם קטשופ סרירצ'ה חריף 567ג' סוכריות סודה בצורת אבן נייר ומספרים 216 גרם פס טעים בטעם תותי פרוטי עשירייה 150 גרם
לקקן שרביט הקסמים 24
גרםפס טעים בטעם תות עשירייה 150 גרם פס טעים בטעם אבטיח עשירייה 150 גרם עיד פרש דפי מנטה תות אדום 0.6 גרם לארבי מרשמלו אבטיח 180ג' לארבי מרשמלו לב 180ג' לארבי מרשמלו פרח 180ג'
הריבו מרשמלו ורוד
לבן 175ג'
הריבו מרשמלו אקזוטיק 175ג' WOW Z קלסטרס פירות 85 גרם WOW Z קלסטרס פירות יער 85 גרם שוקולד Angel hair צמר גפן עם פיסטוק 150 גרם טבלת שוקולד דובאי לבן 200 גרם
טבלת שוקולד דובאי חלב 200
גרםWOW Z רופ משפחתי פירות 100 גרם מקל סבא צבעוני 144 גרם מקל סבא כחול לבן 144 גרם מקל סבא ורוד לבן 144 גרם קלבי חטיף צ'יפס שוקולד 40 גרם גולון דיאג'סטיב תפוז 280ג' גולון באטר פליי 495ג'
לינדור חלב 600
גרםפולרטי חטיפי קרח 400 מ"ל ורוד ממרח נוטלה טבעוני 350 גרם טבלת פררו רושר שוקולד מריר 70% 90 גרם ביצת קינדר קלאסי שלישייה 60 גרם מסטיק אגוגו בטעם פירות 40 יחידות 330 גרם
ריצ סנדביץ גליל בטעם גבינה 91
גרםמרשמלו כובע כחול לבן 500 גרם מרשמלו מיני כחול פיני 500 ג מרשמלו מיני ורוד פיני 500 ג מרשמלו גולף כחול 500 גרם מרשמלו גולף אדום 500 גרם סוכריות סודה בצורת טטריס 216 גרם
סוכריות סודה בצורת כלי עבודה 216
גרםסוויטאנגו אבקה להכנת אייס קפה 250 גרם סוויטאנגו ממתיק 700 גרם סוכריות סודה בצורת חותמת 198 גרם סוכריות סודה בצורת פיצה 180 גרם מרשמלו חטיפי העמק 30 גרם ממרח תמרים 450 גרם קליית גת
שקית
ההפתעות ממתקים "חגשבי" בינוניטרנד לארבי מנגו וקשיו 28ג' טרנד לארבי תות שלם מיובש לבן 60ג' טרנד לארבי תות שלם מיובש שוקו 60ג' טרנד לארבי תות שלם מיובש מאצ'ה 60ג' מארז ממתקים שקית הפתעה טסהג'מבו
טורטילה צ'יפס בטעם גבינת נאצ'ו 100 גרם
ג'מבו טורטילה צ'יפס בטעם ברביקיו 100 גרם שקית שימחת תורה בינוניתתערובת להכנת צ'ורוס 500ג' פילסברי קרם גבינת שמנת 453 גרם פילסברי ציפוי קרמל מלוח 453ג'
פילסברי קרם
קרמל 453 גרם
פילסברי ציפוי וניל ל.ת.סוכר 454ג' ריסז רוטב ח.בוטנים 198ג' קינדר הפי היפו חמישייה 105 גרם צ'יטוס מק אנד צ'יז פליימינג הוט 160ג' הריבו קינדר מיקס 375ג' הריבו לשון תוססת ל. ג'לטין 185ג'
מסטיק מנטוס תות
שדה חמוץ 60 גרם
מסטיק מנטוס תפוח ירוק חמוץ 60 גרם אוראו עוגה סנדביץ שוקולד תפוז 88 גרם ריצ סנדביץ דאבל גבינה 67 גרם ריצ סנדביץ דאבל לימון 67 גרם ריצ סנדביץ גבינה מלוחה 67 גרם
אוראו קופסא עוגת יומולדת 97
גרםאוראו תות שדה 97 גרם אמ אנד אמס שוקו חום 363ג'- K אמ אנד אמס צהוב בוטנים 125ג' אמ אנד אמס קריספי כחול 309ג' אמ אנד אמס פאוצ' חום 125ג'- K פופפולי פופקורן 240 גרם צדר חלפיניו
פופפולי פופקורן 240 גרם
מתוק מלוחפופפולי פופקורן 240 גרם מרשמלו פופפולי פופקורן 240 גרם חמאה סינמה פופפולי פופקורן 240 גרם טבעי פופפולי פופקורן 240 גרם חמאה אורגני פופפולי פופקורן 240 גרם מלח ים
פופפולי פופקורן 240 גרם מלח ים
ופלפלפופפולי פופקורן 240 גרם קרמל מלוח פופפולי פופקורן 240 גרם צדר לבן פופפולי פופקורן 240 גרם צדר צהוב פופפולי פופקורן 240 גרם חמאה מופחת שומן פופפולי פופקורן 240 גרם חמאה
פופפולי פופקורן 240 גרם קינמון
טוסטפופפולי פופקורן 240 גרם צדר חריף נסטלה 8יח אבקת שוקו מרשמלו 193.6ג' צ'ופה צ'ופס שערות סבתא מסטיק בטעם אבטיח 11 גרם צופה צופס שערות סבתא מסטיק בטעם פירות 11 גרם לקקן ג'ל לב תות 156 גרם
לקקן
ג'ל בטעם אבטיח 156 גרם
לקקן ג'ל בטעם קולה 156 גרם לקקן בטעם גלידת שוקו קרמל 200 גרם לקקן ברווזון בטעם תות שדה 240 גרם מארז 8 יח' לקקן ברבי 80 גרם מארז לקקן בטעם גלידת תות 200 גרם לקקן ברבי 13 גרם
מייק
אנד אייק פטל כחול חמוץ 120 גרם
ROVELLI שוקולד בעיצוב דבורה פרלינים 800 גרם ROVELLI שוקולד חג שמח חום זהב חלב פרלינים 800 גרם שופר פלסטיק טבעי 22 ס"מ צלחת "8 שנה טובה - 10 יח'
צלחת "10 שנה טובה